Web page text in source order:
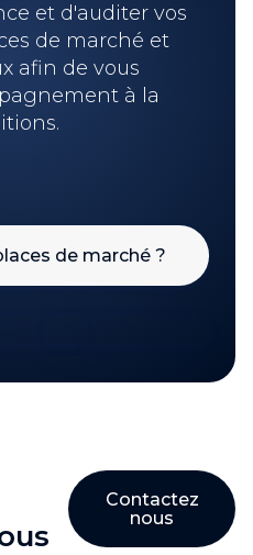
et d'auditer vos
de marché et
afin de vous
à la
de marché ?
Contactez
nous